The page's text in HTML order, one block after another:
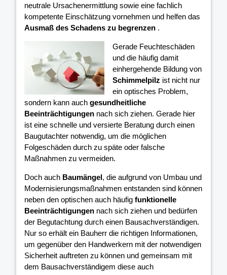
neutrale Ursachenermittlung sowie eine fachlich
kompetente Einschätzung vornehmen und helfen das
Ausmaß des Schadens zu begrenzen .
Gerade Feuchteschäden
und die häufig damit
einhergehende Bildung von
Schimmelpilz ist nicht nur
ein optisches Problem,
sondern kann auch gesundheitliche
Beeinträchtigungen nach sich ziehen. Gerade hier
ist eine schnelle und versierte Beratung durch einen
Baugutachter notwendig, um die möglichen
Folgeschäden durch zu späte oder falsche
Maßnahmen zu vermeiden.
Doch auch Baumängel, die aufgrund von Umbau und
Modernisierungsmaßnahmen entstanden sind können
neben den optischen auch häufig funktionelle
Beeinträchtigungen nach sich ziehen und bedürfen
der Begutachtung durch einen Bausachverständigen.
Nur so erhält ein Bauherr die richtigen Informationen,
um gegenüber den Handwerkern mit der notwendigen
Sicherheit auftreten zu können und gemeinsam mit
dem Bausachverständigem diese auch